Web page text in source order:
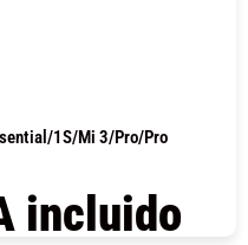
1S/Mi 3/Pro/Pro
incluido